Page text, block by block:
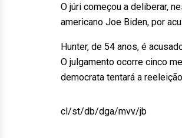
O júri começou a deliberar,
americano Joe Biden, por
Hunter, de 54 anos, é
O julgamento ocorre cinco
democrata tentará a
cl/st/db/dga/mvv/jb